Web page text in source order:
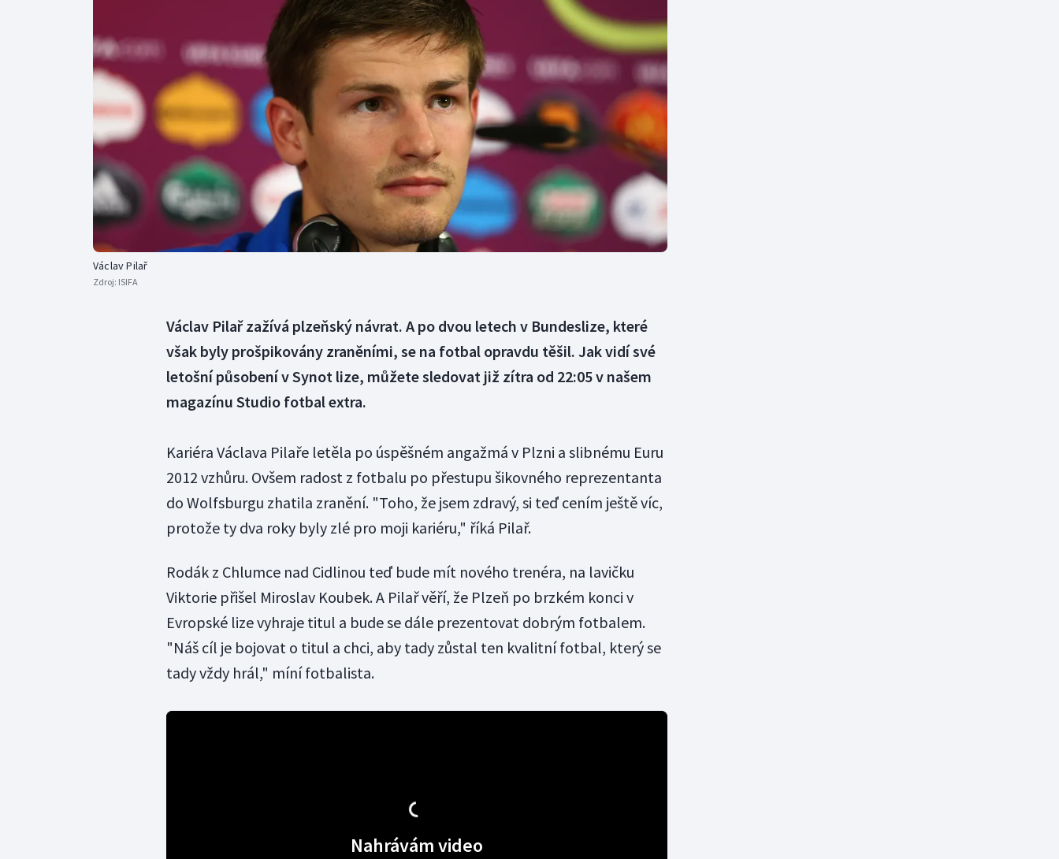
Curling
Dostihy
Florbal
Futsal
Gymnastika
Moderní pětiboj
Motorsport
Olympijské hry
Parasport
Plavání
Plážový volejbal
Triatlon
Veslování
Vodní slalom
Volejbal
Ostatní
Václav Pilař
Zdroj: ISIFA
Václav Pilař zažívá plzeňský návrat. A po dvou letech v Bundeslize, které
však byly prošpikovány zraněními, se na fotbal opravdu těšil. Jak vidí své
letošní působení v Synot lize, můžete sledovat již zítra od 22:05 v našem
magazínu Studio fotbal extra.
Kariéra Václava Pilaře letěla po úspěšném angažmá v Plzni a slibnému Euru
2012 vzhůru. Ovšem radost z fotbalu po přestupu šikovného reprezentanta
do Wolfsburgu zhatila zranění. "Toho, že jsem zdravý, si teď cením ještě víc,
protože ty dva roky byly zlé pro moji kariéru," říká Pilař.
Rodák z Chlumce nad Cidlinou teď bude mít nového trenéra, na lavičku
Viktorie přišel Miroslav Koubek. A Pilař věří, že Plzeň po brzkém konci v
Evropské lize vyhraje titul a bude se dále prezentovat dobrým fotbalem.
"Náš cíl je bojovat o titul a chci, aby tady zůstal ten kvalitní fotbal, který se
tady vždy hrál," míní fotbalista.
Nahrávám video